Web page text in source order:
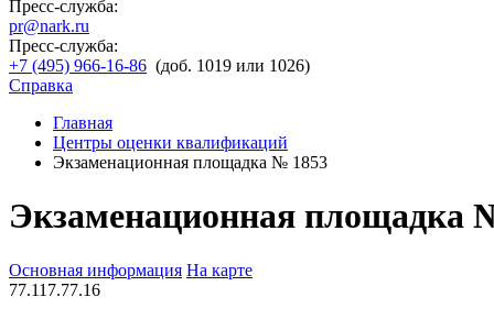
Пресс-служба:
pr@nark.ru
Пресс-служба:
+7 (495) 966-16-86 (доб. 1019 или 1026)
Справка
Главная
Центры оценки квалификаций
Экзаменационная площадка № 1853
Экзаменационная площадка
Основная информация На карте
77.117.77.16